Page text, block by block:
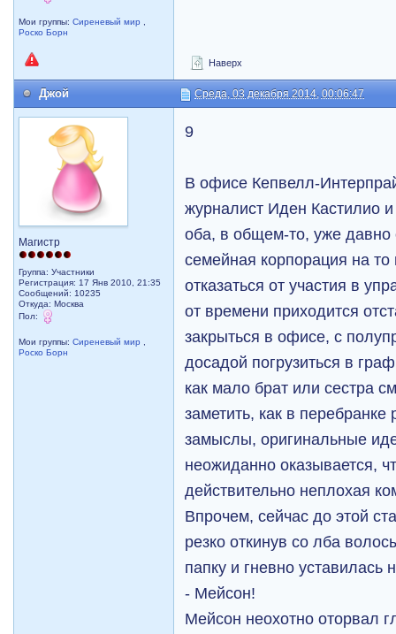
Мои группы:Сиреневый мир
Роско Борн
Наверх
Джой Среда, 03 декабря 2014, 00:06:47
Магистр
Группа: Участники
Регистрация: 17 Янв 2010, 21:35
Сообщений: 10235
Откуда: Москва
Пол:
Мои группы:Сиреневый мир
Роско Борн
9
В офисе Кепвелл-
журналист Иден Кастилио
оба, в общем-то, уже давно
семейная корпорация на
отказаться от участия в
от времени приходится
закрыться в офисе, с
досадой погрузиться в
как мало брат или сестра
заметить, как в
замыслы, оригинальные
неожиданно оказывается,
действительно неплохая
Впрочем, сейчас до этой
резко откинув со лба
папку и гневно уставилась
- Мейсон!
Мейсон неохотно оторвал